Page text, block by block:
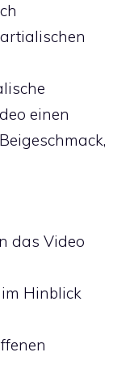
einen
das Video
Hinblick